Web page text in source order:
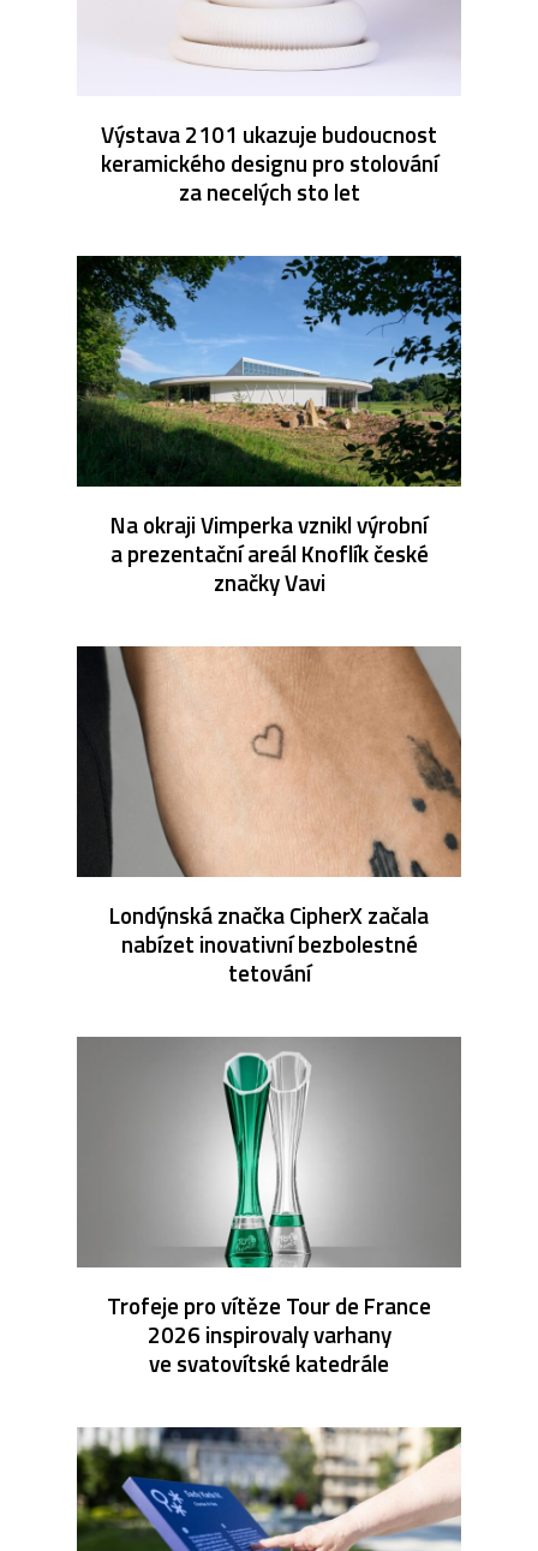
Výstava 2101 ukazuje budoucnost
keramického designu pro stolování
za necelých sto let
Na okraji Vimperka vznikl výrobní
a prezentační areál Knoflík české
značky Vavi
Londýnská značka CipherX začala
nabízet inovativní bezbolestné
tetování
Trofeje pro vítěze Tour de France
2026 inspirovaly varhany
ve svatovítské katedrále